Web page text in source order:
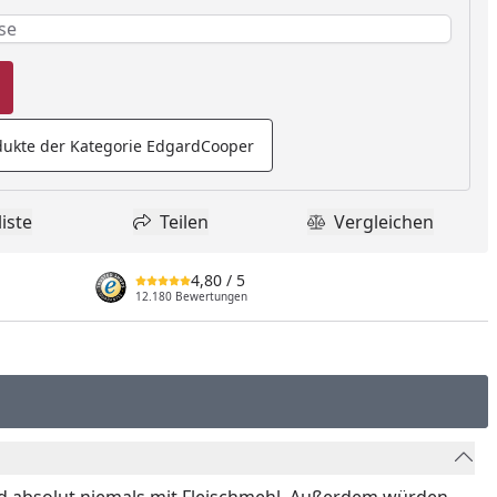
erforderlich
der Kategorie EdgardCooper
zur Wunschliste hinzufügen
Teilen
Teilen Produkt
Vergleichen
4,80 / 5
12.180 Bewertungen